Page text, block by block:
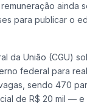
ainda
para publicar o
da União (CGU)
federal para
sendo 470
de R$ 20 mil — e